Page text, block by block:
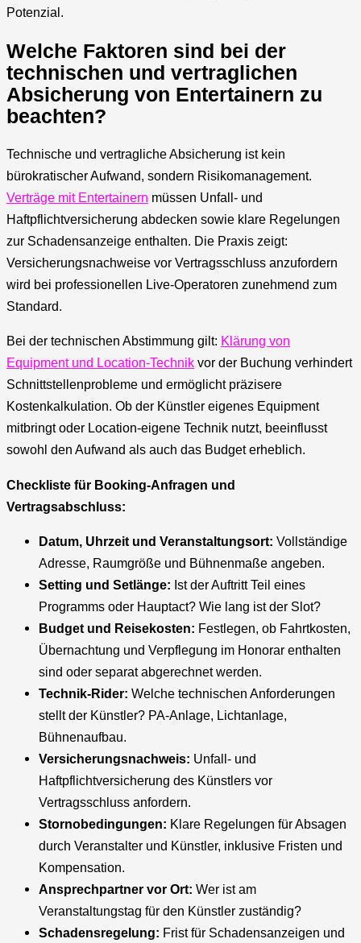
Potenzial.
Welche Faktoren sind bei der
technischen und vertraglichen
Absicherung von Entertainern zu
beachten?
Technische und vertragliche Absicherung ist kein
bürokratischer Aufwand, sondern Risikomanagement.
Verträge mit Entertainern müssen Unfall- und
Haftpflichtversicherung abdecken sowie klare Regelungen
zur Schadensanzeige enthalten. Die Praxis zeigt:
Versicherungsnachweise vor Vertragsschluss anzufordern
wird bei professionellen Live-Operatoren zunehmend zum
Standard.
Bei der technischen Abstimmung gilt: Klärung von
Equipment und Location-Technik vor der Buchung verhindert
Schnittstellenprobleme und ermöglicht präzisere
Kostenkalkulation. Ob der Künstler eigenes Equipment
mitbringt oder Location-eigene Technik nutzt, beeinflusst
sowohl den Aufwand als auch das Budget erheblich.
Checkliste für Booking-Anfragen und
Vertragsabschluss:
Datum, Uhrzeit und Veranstaltungsort: Vollständige
Adresse, Raumgröße und Bühnenmaße angeben.
Setting und Setlänge: Ist der Auftritt Teil eines
Programms oder Hauptact? Wie lang ist der Slot?
Budget und Reisekosten: Festlegen, ob Fahrtkosten,
Übernachtung und Verpflegung im Honorar enthalten
sind oder separat abgerechnet werden.
Technik-Rider: Welche technischen Anforderungen
stellt der Künstler? PA-Anlage, Lichtanlage,
Bühnenaufbau.
Versicherungsnachweis: Unfall- und
Haftpflichtversicherung des Künstlers vor
Vertragsschluss anfordern.
Stornobedingungen: Klare Regelungen für Absagen
durch Veranstalter und Künstler, inklusive Fristen und
Kompensation.
Ansprechpartner vor Ort: Wer ist am
Veranstaltungstag für den Künstler zuständig?
Schadensregelung: Frist für Schadensanzeigen und